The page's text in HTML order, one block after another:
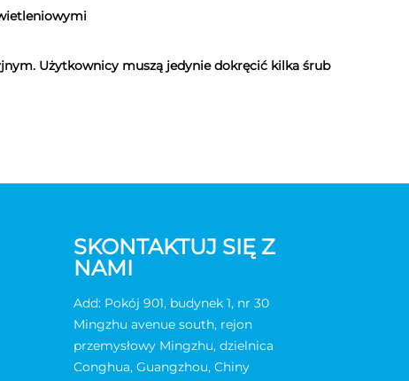
Użytkownicy muszą jedynie dokręcić kilka śrub
SKONTAKTUJ SIĘ Z
NAMI
Add: Pokój 901, budynek 1, nr 30
Mingzhu avenue south, rejon
przemysłowy Mingzhu, dzielnica
Conghua, Guangzhou, Chiny